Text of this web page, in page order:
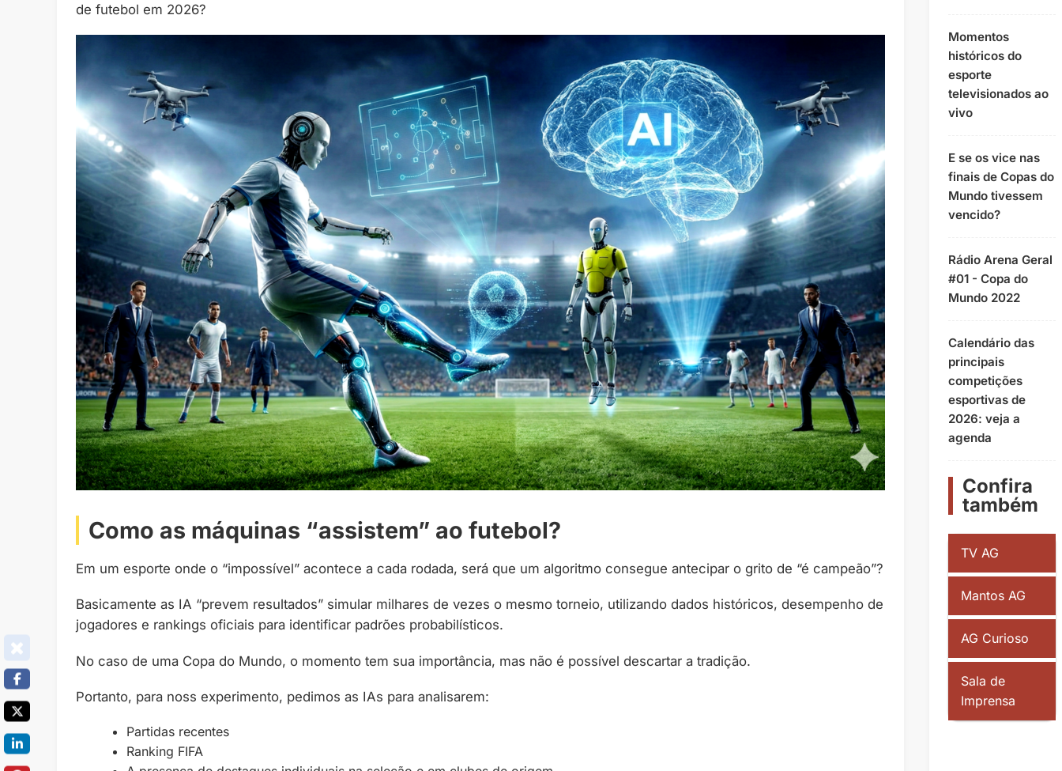
de futebol em 2026?
Como as máquinas “assistem” ao futebol?
Em um esporte onde o “impossível” acontece a cada rodada, será que um algoritmo consegue antecipar o grito de “é campeão”?
Basicamente as IA “prevem resultados” simular milhares de vezes o mesmo torneio, utilizando dados históricos, desempenho de
jogadores e rankings oficiais para identificar padrões probabilísticos.
No caso de uma Copa do Mundo, o momento tem sua importância, mas não é possível descartar a tradição.
Portanto, para noss experimento, pedimos as IAs para analisarem:
Partidas recentes
Ranking FIFA
Momentos
históricos do
esporte
televisionados ao
vivo
E se os vice nas
finais de Copas do
Mundo tivessem
vencido?
Rádio Arena Geral
#01 - Copa do
Mundo 2022
Calendário das
principais
competições
esportivas de
2026: veja a
agenda
Confira
também
TV AG
Mantos AG
AG Curioso
Sala de
Imprensa